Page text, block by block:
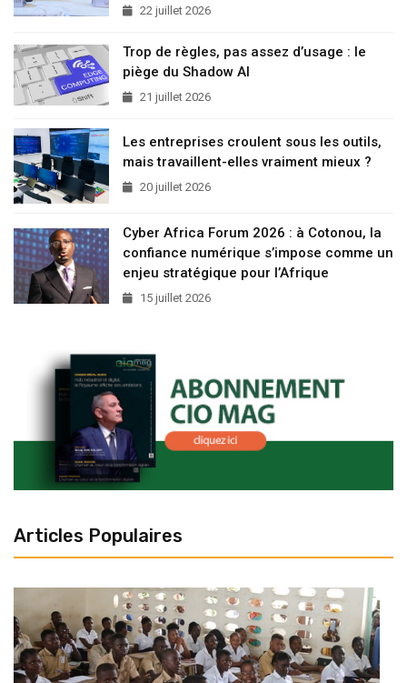
22 juillet 2026
Trop de règles, pas assez d’usage : le
piège du Shadow AI
21 juillet 2026
Les entreprises croulent sous les outils,
mais travaillent-elles vraiment mieux ?
20 juillet 2026
Cyber Africa Forum 2026 : à Cotonou, la
confiance numérique s’impose comme un
enjeu stratégique pour l’Afrique
15 juillet 2026
Articles Populaires